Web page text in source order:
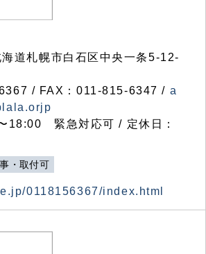
道札幌市白石区中央一条5-12-
/ FAX：011-815-6347 / a
18:00 緊急対応可 / 定休日：
・取付可
0118156367/index.html